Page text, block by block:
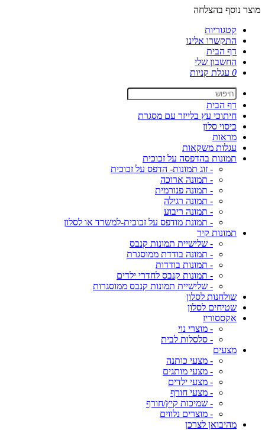
מוצר נוסף בהצלחה
קטגוריות
התקשרו אלינו
דף הבית
החשבון שלי
0 עגלת קניות
דף הבית
חיתוכי עץ בלייזר עם מסגרת
כיסוי סלון
מראות
עגלות משקאות
תמונות בהדפסה על זכוכית
- זוג תמונות- הדפס על זכוכית
- תמונה ארוכה
- תמונה פנורמית
- תמונה רגילה
- תמונה ריבוע
- תמונת מודפס על זכוכית-למשרד או לסלון
תמונות קיר
- שלישיית תמונות קנבס
- תמונה בודדת ממוסגרת
- תמונות בודדות
- תמונות קנבס לחדרי ילדים
- שלישיית תמונות קנבס ממוסגרות
שולחנות לסלון
שטיחים לסלון
אקססוריז
- מוצרי נוי
- סלסלות לבית
מצעים
- מצעי כותנה
- מצעי מותגים
- מצעי ילדים
- מצעי חורף
- שמיכות קיץ/חורף
- מוצרים נלווים
מהיבואן לצרכן